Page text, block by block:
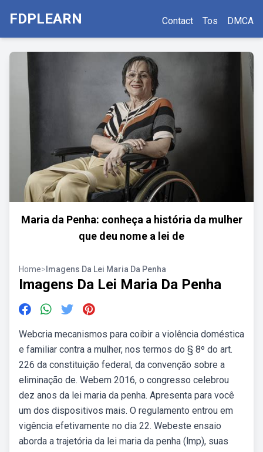
FDPLEARN Contact Tos DMCA
Maria da Penha: conheça a história da mulher
que deu nome a lei de
Home> Imagens Da Lei Maria Da Penha
Imagens Da Lei Maria Da Penha
Webcria mecanismos para coibir a violência doméstica
e familiar contra a mulher, nos termos do § 8º do art.
226 da constituição federal, da convenção sobre a
eliminação de. Webem 2016, o congresso celebrou
dez anos da lei maria da penha. Apresenta para você
um dos dispositivos mais. O regulamento entrou em
vigência efetivamente no dia 22. Webeste ensaio
aborda a trajetória da lei maria da penha (lmp), suas